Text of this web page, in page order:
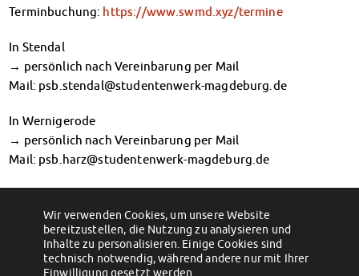
Anmeldung Sonderveranstaltungen
Chatberatung
FAQs Soziales & Beratung
Dokumente
Kultur & Internationales
Beratung für Internationals
Wohnen für Internationals
IKUS und InterKultiTreff
Kulturförderung
KreativWorkshops
Magdeburger Studierendentage
AnsprechpartnerInnen
Terminbuchung: https://www.swmd.xyz/termine
In Stendal
→ persönlich nach Vereinbarung per Mail
Mail: psb.stendal@studentenwerk-magdeburg.de
In Wernigerode
→ persönlich nach Vereinbarung per Mail
Mail: psb.harz@studentenwerk-magdeburg.de
Infos dazu findet ihr auch unter:swmd.xyz/psb
Stressed by exams? Try the 4-4-8
breathing exercise!
Kulinarische Hüttengaudi – Winterliche
Alpenküche in unseren Mensen
Wir verwenden Cookies, um unsere Website
bereitzustellen, die Nutzung zu analysieren und
Inhalte zu personalisieren. Einige Cookies sind
technisch notwendig, während andere nur mit Ihrer
Einwilligung gesetzt werden.